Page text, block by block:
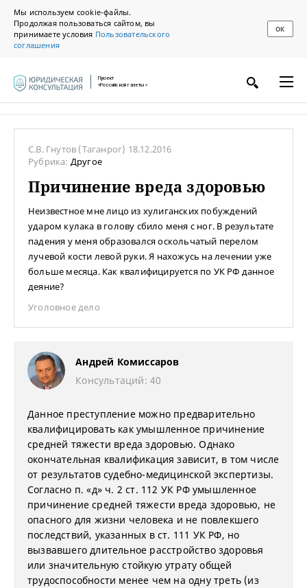
Мы используем cookie-файлы.
Продолжая пользоваться сайтом, вы
принимаете условия Пользовательского
соглашения
ОК
Проект
«Российской газеты»
С.В. Гнутов (Таганрог) 18.12.2016
Рубрика: Другое
Причинение вреда здоровью
Неизвестное мне лицо из хулиганских побуждений
ударом кулака в голову сбило меня с ног. В результате
падения у меня образовался оскольчатый перелом
лучевой кости левой руки. Я нахожусь на лечении уже
больше месяца. Как квалифицируется по УК РФ данное
деяние?
Уголовное дело
Андрей Комиссаров
Консультаций: 40
Данное преступление можно предварительно
квалифицировать как умышленное причинение
средней тяжести вреда здоровью. Однако
окончательная квалификация зависит, в том числе
от результатов судебно-медицинской экспертизы.
Согласно п. «д» ч. 2 ст. 112 УК РФ умышленное
причинение средней тяжести вреда здоровью, не
опасного для жизни человека и не повлекшего
последствий, указанных в ст. 111 УК РФ, но
вызвавшего длительное расстройство здоровья
или значительную стойкую утрату общей
трудоспособности менее чем на одну треть (из